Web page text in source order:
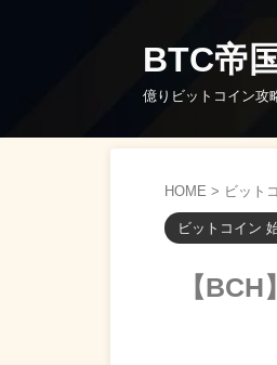
BTC帝国
億りビットコイン攻
HOME > ビット
ビットコイン
【